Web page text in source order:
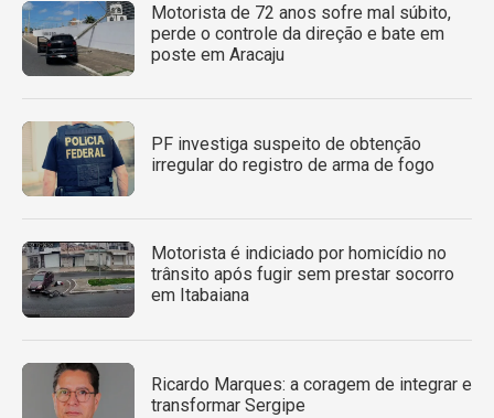
Motorista de 72 anos sofre mal súbito,
perde o controle da direção e bate em
poste em Aracaju
PF investiga suspeito de obtenção
irregular do registro de arma de fogo
Motorista é indiciado por homicídio no
trânsito após fugir sem prestar socorro
em Itabaiana
Ricardo Marques: a coragem de integrar e
transformar Sergipe